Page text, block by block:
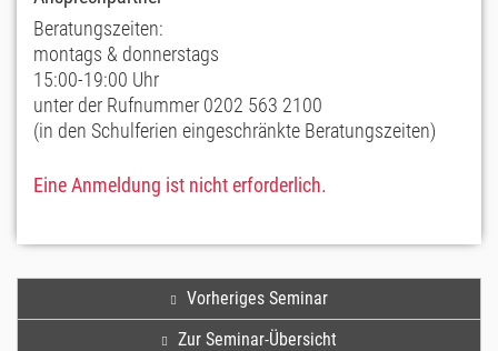
Beratungszeiten:
montags & donnerstags
15:00-19:00 Uhr
unter der Rufnummer 0202 563 2100
(in den Schulferien eingeschränkte Beratungszeiten)
Eine Anmeldung ist nicht erforderlich.
Vorheriges Seminar
Zur Seminar-Übersicht